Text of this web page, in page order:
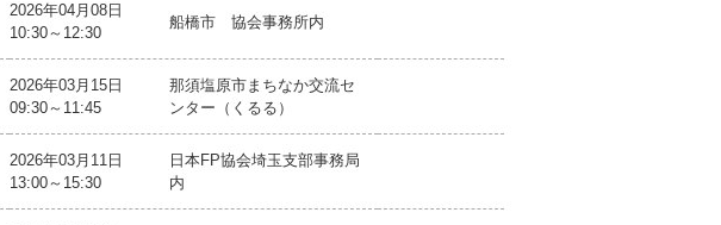
2026年04月08日
10:30～12:30
船橋市 協会事務所内
2026年03月15日
09:30～11:45
那須塩原市まちなか交流セ
ンター（くるる）
2026年03月11日
13:00～15:30
日本FP協会埼玉支部事務局
内